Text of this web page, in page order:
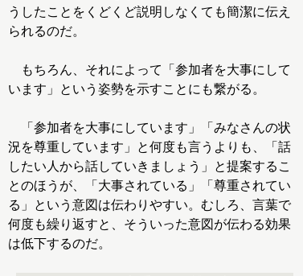
うしたことをくどくど説明しなくても簡潔に伝え
られるのだ。
もちろん、それによって「参加者を大事にして
います」という姿勢を示すことにも繋がる。
「参加者を大事にしています」「みなさんの状
況を尊重しています」と何度も言うよりも、「話
したい人から話していきましょう」と提案するこ
とのほうが、「大事されている」「尊重されてい
る」という意図は伝わりやすい。むしろ、言葉で
何度も繰り返すと、そういった意図が伝わる効果
は低下するのだ。